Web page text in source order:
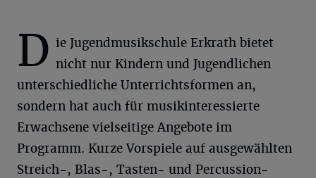
D ie Jugendmusikschule Erkrath bietet
nicht nur Kindern und Jugendlichen
unterschiedliche Unterrichtsformen an,
sondern hat auch für musikinteressierte
Erwachsene vielseitige Angebote im
Programm. Kurze Vorspiele auf ausgewählten
Streich-, Blas-, Tasten- und Percussion-